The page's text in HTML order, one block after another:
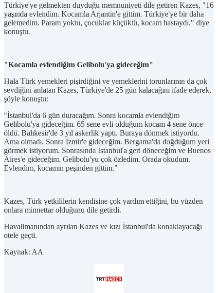
Türkiye'ye gelmekten duyduğu memnuniyeti dile getiren Kazes, "16
yaşında evlendim. Kocamla Arjantin'e gittim. Türkiye'ye bir daha
gelemedim. Param yoktu, çocuklar küçüktü, kocam hastaydı." diye
konuştu.
"Kocamla evlendiğim Gelibolu'ya gideceğim"
Hala Türk yemekleri pişirdiğini ve yemeklerini torunlarının da çok
sevdiğini anlatan Kazes, Türkiye'de 25 gün kalacağını ifade ederek,
şöyle konuştu:
"İstanbul'da 6 gün duracağım. Sonra kocamla evlendiğim
Gelibolu'ya gideceğim. 65 sene evli olduğum kocam 4 sene önce
öldü. Balıkesir'de 3 yıl askerlik yaptı. Buraya dönmek istiyordu.
Ama olmadı. Sonra İzmir'e gideceğim. Bergama'da doğduğum yeri
görmek istiyorum. Sonrasında İstanbul'a geri döneceğim ve Buenos
Aires'e gideceğim. Gelibolu'yu çok özledim. Orada okudum.
Evlendim, kocamın peşinden gittim."
Kazes, Türk yetkililerin kendisine çok yardım ettiğini, bu yüzden
onlara minnettar olduğunu dile getirdi.
Havalimanından ayrılan Kazes ve kızı İstanbul'da konaklayacağı
otele geçti.
Kaynak: AA